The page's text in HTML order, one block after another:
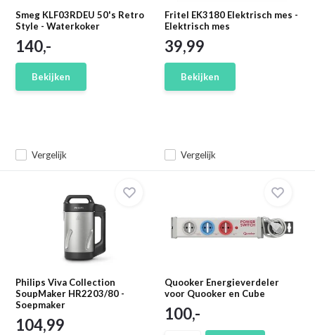
Smeg KLF03RDEU 50's Retro
Style - Waterkoker
Vergelijk
140,-
Bekijken
Fritel EK3180 Elektrisch mes -
Elektrisch mes
Vergelijk
39,99
Bekijken
Philips Viva Collection
SoupMaker HR2203/80 -
Soepmaker
104,99
Quooker Energieverdeler
voor Quooker en Cube
100,-